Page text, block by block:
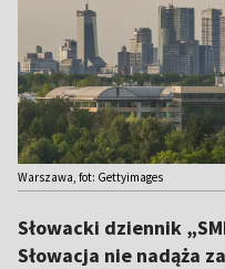
Warszawa, fot: Gettyimages
Słowacki dziennik
Słowacja nie nadąża